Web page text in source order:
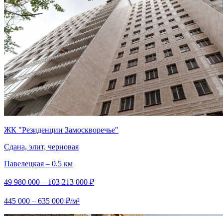
ЖК "Резиденции Замоскворечье"
Сдана, элит, черновая
Павелецкая – 0.5 км
49 980 000 – 103 213 000 ₽
445 000 – 635 000 ₽/м²